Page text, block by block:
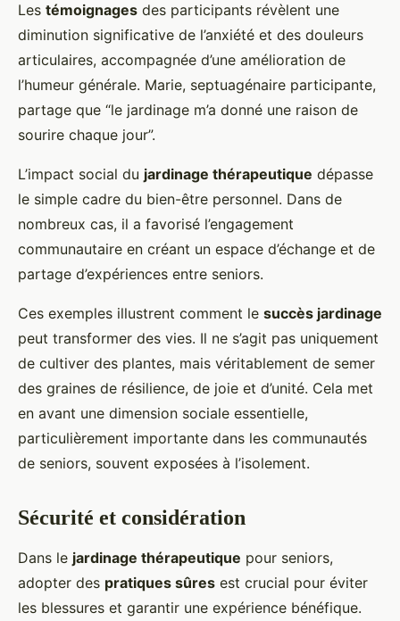
Les témoignages des participants révèlent une
diminution significative de l’anxiété et des douleurs
articulaires, accompagnée d’une amélioration de
l’humeur générale. Marie, septuagénaire participante,
partage que “le jardinage m’a donné une raison de
sourire chaque jour”.
L’impact social du jardinage thérapeutique dépasse
le simple cadre du bien-être personnel. Dans de
nombreux cas, il a favorisé l’engagement
communautaire en créant un espace d’échange et de
partage d’expériences entre seniors.
Ces exemples illustrent comment le succès jardinage
peut transformer des vies. Il ne s’agit pas uniquement
de cultiver des plantes, mais véritablement de semer
des graines de résilience, de joie et d’unité. Cela met
en avant une dimension sociale essentielle,
particulièrement importante dans les communautés
de seniors, souvent exposées à l’isolement.
Sécurité et considération
Dans le jardinage thérapeutique pour seniors,
adopter des pratiques sûres est crucial pour éviter
les blessures et garantir une expérience bénéfique.